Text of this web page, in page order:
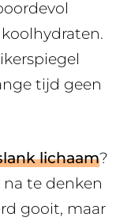
tijd geen
lichaam?
na te denken
gooit, maar